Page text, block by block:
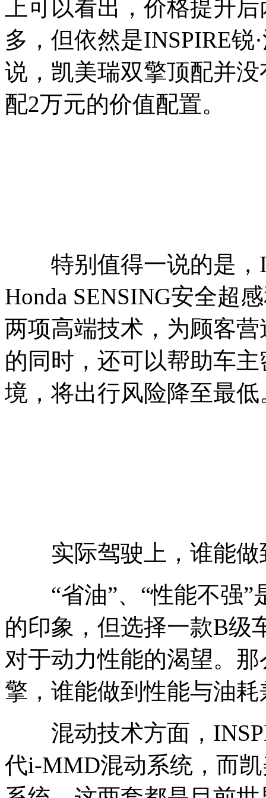
上可以看出，价格提升
多，但依然是INSPIRE
说，凯美瑞双擎顶配并没
配2万元的价值配置。
特别值得一说的是，
Honda SENSING安全超
两项高端技术，为顾客
的同时，还可以帮助车
境，将出行风险降至最低
实际驾驶上，谁能做
“省油”、“性能不强”
的印象，但选择一款B级
对于动力性能的渴望。
擎，谁能做到性能与油耗
混动技术方面，
代i-MMD混动系统，而